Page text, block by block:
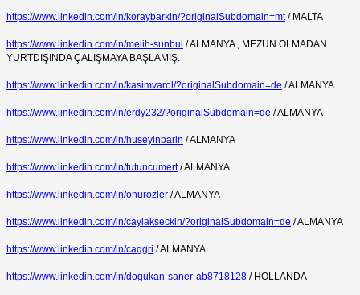
https://www.linkedin.com/in/koraybarkin/?originalSubdomain=mt/ MALTA
https://www.linkedin.com/in/melih-sunbul / ALMANYA , MEZUN OLMADAN
YURTDIŞINDA ÇALIŞMAYA BAŞLAMIŞ.
https://www.linkedin.com/in/kasimvarol/?originalSubdomain=de / ALMANYA
https://www.linkedin.com/in/erdy232/?originalSubdomain=de / ALMANYA
https://www.linkedin.com/in/huseyinbarin / ALMANYA
https://www.linkedin.com/in/tutuncumert/ ALMANYA
https://www.linkedin.com/in/onurozler / ALMANYA
https://www.linkedin.com/in/caylakseckin/?originalSubdomain=de / ALMANYA
https://www.linkedin.com/in/caggri / ALMANYA
https://www.linkedin.com/in/dogukan-saner-ab8718128 / HOLLANDA